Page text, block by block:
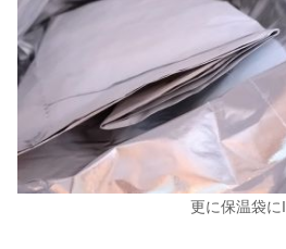
更に保温袋に